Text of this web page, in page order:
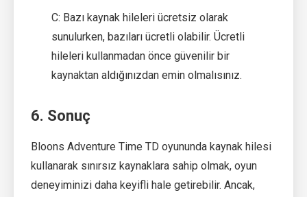
C: Bazı kaynak hileleri ücretsiz olarak
sunulurken, bazıları ücretli olabilir. Ücretli
hileleri kullanmadan önce güvenilir bir
kaynaktan aldığınızdan emin olmalısınız.
6. Sonuç
Bloons Adventure Time TD oyununda kaynak hilesi
kullanarak sınırsız kaynaklara sahip olmak, oyun
deneyiminizi daha keyifli hale getirebilir. Ancak,